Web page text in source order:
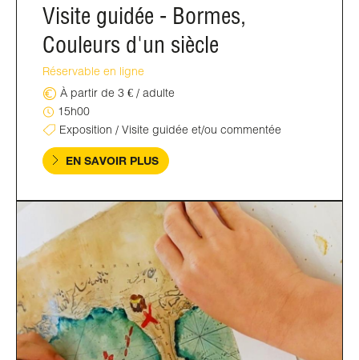
Visite guidée - Bormes,
Couleurs d'un siècle
Réservable en ligne
À partir de 3 € / adulte
15h00
Exposition / Visite guidée et/ou commentée
EN SAVOIR PLUS